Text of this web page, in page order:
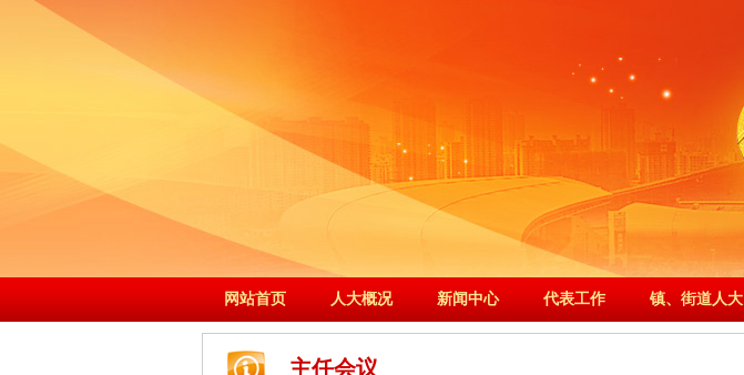
网站首页 人大概况 新闻中心 代表工作 镇、街道人大
主任会议